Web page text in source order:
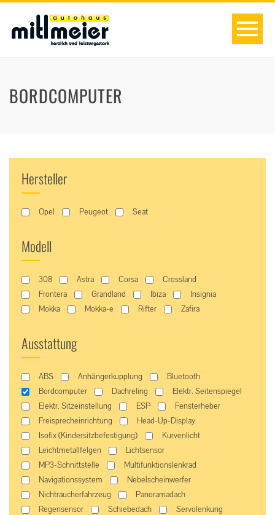
BORDCOMPUTER
Hersteller
Opel Peugeot Seat
Modell
308 Astra Corsa
Crossland
Frontera
Grandland Ibiza
Insignia
Mokka
Mokka-e Rifter Zafira
Ausstattung
ABS Anhängerkupplung
Bluetooth
Bordcomputer
Dachreling
Elektr. Seitenspiegel
Elektr. Sitzeinstellung
ESP
Fensterheber
Freisprecheinrichtung
Head-Up-Display
Isofix (Kindersitzbefestigung)
Kurvenlicht
Leichtmetallfelgen
Lichtsensor
MP3-Schnittstelle
Multifunktionslenkrad
Navigationssystem
Nebelscheinwerfer
Nichtraucherfahrzeug
Panoramadach
Regensensor
Schiebedach
Servolenkung